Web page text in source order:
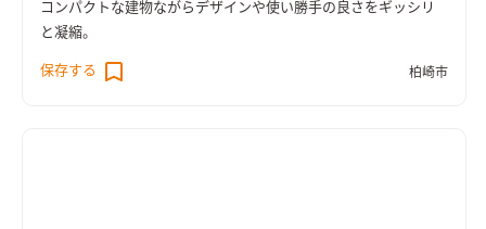
コンパクトな建物ながらデザインや使い勝手の良さをギッシリ
と凝縮。
保存する 柏崎市